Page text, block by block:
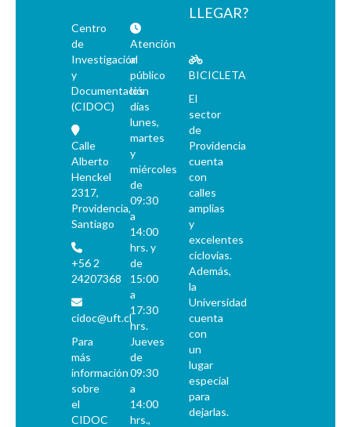
Centro
de
Investigación
y
Documentación
(CIDOC)
Calle
Alberto
Henckel
2317,
Providencia,
Santiago
+56 2
24207368
cidoc@uft.cl
Para
más
información
sobre
el
CIDOC
Atención
al
público
los
días
lunes,
martes
y
miércoles
de
09:30
a
14:00
hrs. y
de
15:00
a
17:30
hrs.
Jueves
de
09:30
a
14:00
hrs.,
LLEGAR?
BICICLETA
El
sector
de
Providencia
cuenta
con
calles
amplias
y
excelentes
ciclovías.
Además,
la
Universidad
cuenta
con
un
lugar
especial
para
dejarlas.